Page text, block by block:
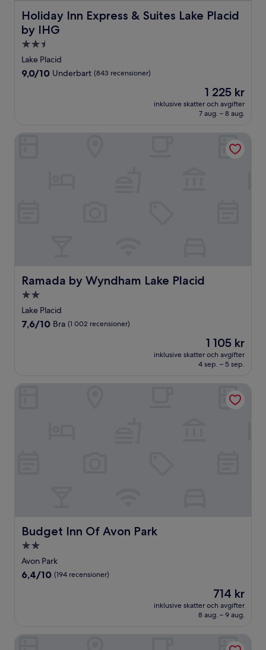
Holiday Inn Express & Suites Lake Placid
by IHG
Holiday Inn Express & Suites Lake Placid by IHG
2.5-
stjärnigt
boende
Lake Placid
9.0
9,0/10 Underbart (843 recensioner)
Priset
är
1 225 kr
1 225 kr
inklusive skatter och avgifter
7 aug. – 8 aug.
Ramada by Wyndham Lake Placid
Ramada by Wyndham Lake Placid
2.0-
stjärnigt
boende
Lake Placid
7.6
7,6/10 Bra (1 002 recensioner)
Priset
är
1 105 kr
1 105 kr
inklusive skatter och avgifter
4 sep. – 5 sep.
Budget Inn Of Avon Park
Budget Inn Of Avon Park
2.0-
stjärnigt
boende
Avon Park
6.4
6,4/10 (194 recensioner)
Priset
är
714 kr
714 kr
inklusive skatter och avgifter
8 aug. – 9 aug.